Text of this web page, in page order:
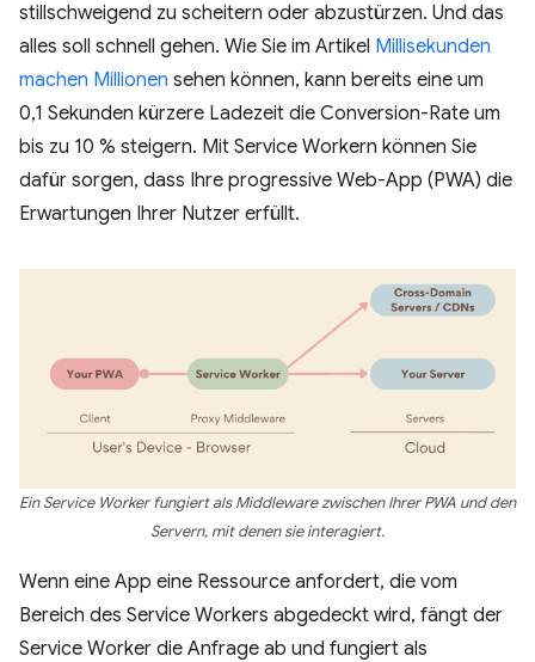
stillschweigend zu scheitern oder abzustürzen. Und das
alles soll schnell gehen. Wie Sie im Artikel Millisekunden
machen Millionen sehen können, kann bereits eine um
0,1 Sekunden kürzere Ladezeit die Conversion-Rate um
bis zu 10 % steigern. Mit Service Workern können Sie
dafür sorgen, dass Ihre progressive Web-App (PWA) die
Erwartungen Ihrer Nutzer erfüllt.
Ein Service Worker fungiert als Middleware zwischen Ihrer PWA und den
Servern, mit denen sie interagiert.
Wenn eine App eine Ressource anfordert, die vom
Bereich des Service Workers abgedeckt wird, fängt der
Service Worker die Anfrage ab und fungiert als